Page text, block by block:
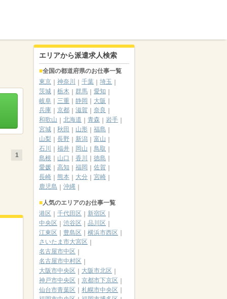
1
エリアから派遣求人検索
全国の都道府県のお仕事一覧
東京
神奈川 千葉
埼玉
茨城
栃木 群馬
愛知
岐阜
三重 静岡
大阪
兵庫
京都 滋賀
奈良
和歌山
北海道 青森
岩手
宮城
秋田 山形
福島
山梨
長野 新潟
富山
石川
福井 岡山
鳥取
島根
山口 香川
徳島
愛媛
高知 福岡
佐賀
長崎
熊本 大分
宮崎
鹿児島
沖縄
人気のエリアのお仕事一覧
港区
千代田区
新宿区
中央区
渋谷区
品川区
江東区
豊島区
横浜市西区
さいたま市大宮区
名古屋市中区
名古屋市中村区
大阪市中央区
大阪市北区
神戸市中央区
京都市下京区
仙台市青葉区
札幌市中央区